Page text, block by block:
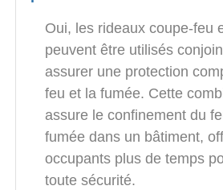
Oui, les rideaux coupe-feu
peuvent être utilisés
assurer une protection
feu et la fumée. Cette
assure le confinement du
fumée dans un bâtiment,
occupants plus de temps
toute sécurité.